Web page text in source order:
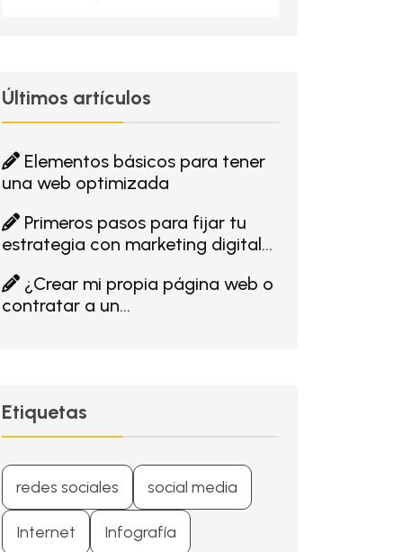
Últimos artículos
Elementos básicos para tener
una web optimizada
Primeros pasos para fijar tu
estrategia con marketing digital...
¿Crear mi propia página web o
contratar a un...
Etiquetas
redes sociales social media
Internet Infografía